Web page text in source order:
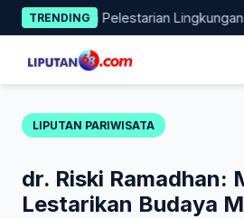
Skip
to
content
TRENDING
Nyata Pelestarian Lingkungan
LIPUTAN PARIWISATA
dr. Riski Ramadhan:
Lestarikan Budaya